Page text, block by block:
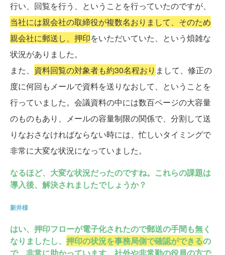
行い、回覧を行う、ということを行っていたのですが、
当社には親会社の取締役が複数名おりまして、そのため
親会社に郵送し、押印をいただいていた、という煩雑な
状況がありました。
また、 資料回覧の対象者も約30名程おり まして、修正の
度に何回もメールで資料を送りなおして、ということを
行っていました。会議資料の中には数百ページの大容量
のものもあり、メールの容量制限の関係で、分割して送
りなおさなければならない時には、忙しいタイミングで
非常に大変な状況になっていました。
なるほど、大変な状況だったのですね。これらの課題は
導入後、解決されましたでしょうか？
新井様
はい、押印フローが電子化されたので郵送の手間も無く
なりましたし、 押印の状況を事務局側で確認ができるの